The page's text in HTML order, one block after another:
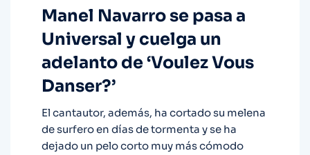
Manel Navarro se pasa a
Universal y cuelga un
adelanto de ‘Voulez Vous
Danser?’
El cantautor, además, ha cortado su melena
de surfero en días de tormenta y se ha
dejado un pelo corto muy más cómodo